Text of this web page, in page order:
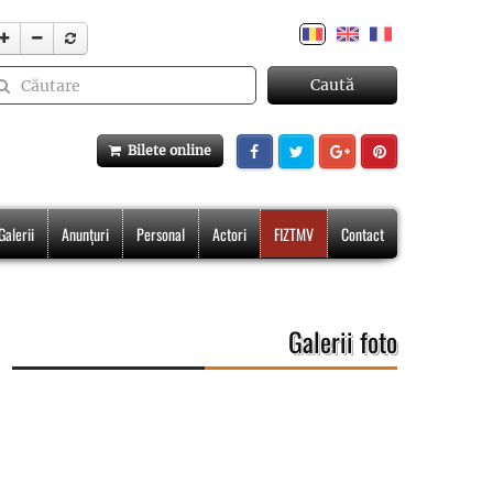
Caută
Bilete online
Anunțuri Personal Actori FIZTMV Contact
Galerii foto